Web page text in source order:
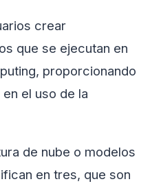
crear
que se ejecutan en
proporcionando
el uso de la
de nube o modelos
en tres, que son